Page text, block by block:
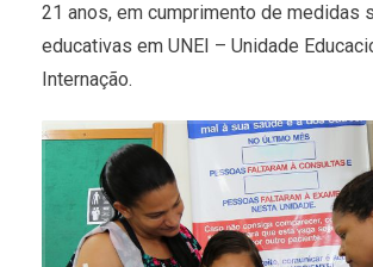
21 anos, em cumprimento de medidas
educativas em UNEI – Unidade
Internação.